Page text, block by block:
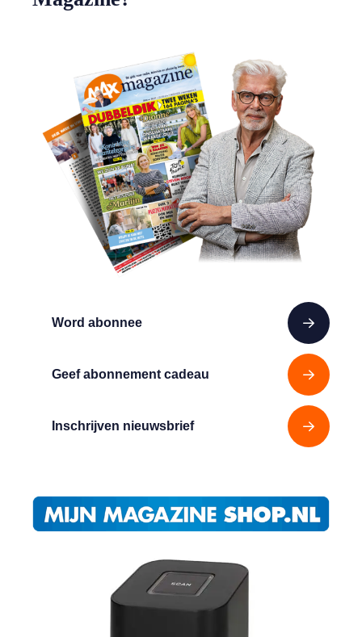
Word abonnee
Geef abonnement cadeau
Inschrijven nieuwsbrief